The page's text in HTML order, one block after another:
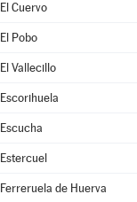
El Cuervo
El Pobo
El Vallecillo
Escorihuela
Escucha
Estercuel
Ferreruela de Huerva